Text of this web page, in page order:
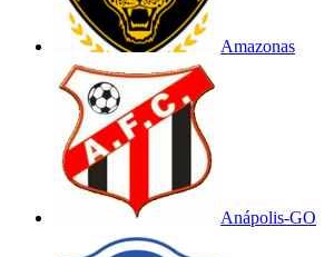
Amazonas
Anápolis-GO